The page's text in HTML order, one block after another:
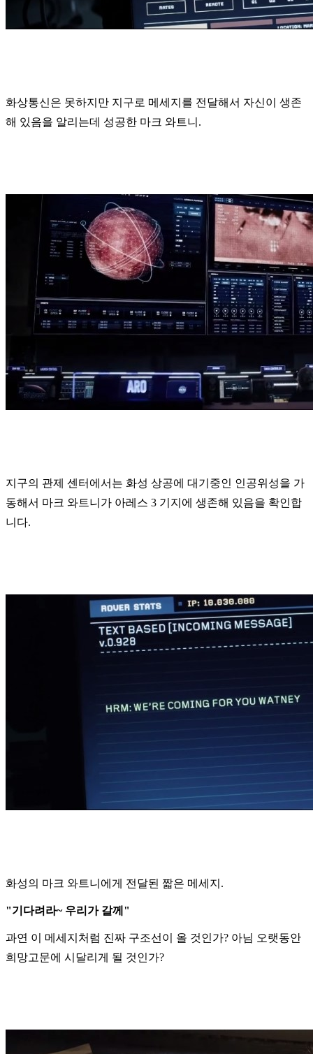
화상통신은 못하지만 지구로 메세지를 전달해서 자신이 생존
해 있음을 알리는데 성공한 마크 와트니.
지구의 관제 센터에서는 화성 상공에 대기중인 인공위성을 가
동해서 마크 와트니가 아레스 3 기지에 생존해 있음을 확인합
니다.
화성의 마크 와트니에게 전달된 짧은 메세지.
"기다려라~ 우리가 갈께"
과연 이 메세지처럼 진짜 구조선이 올 것인가? 아님 오랫동안
희망고문에 시달리게 될 것인가?